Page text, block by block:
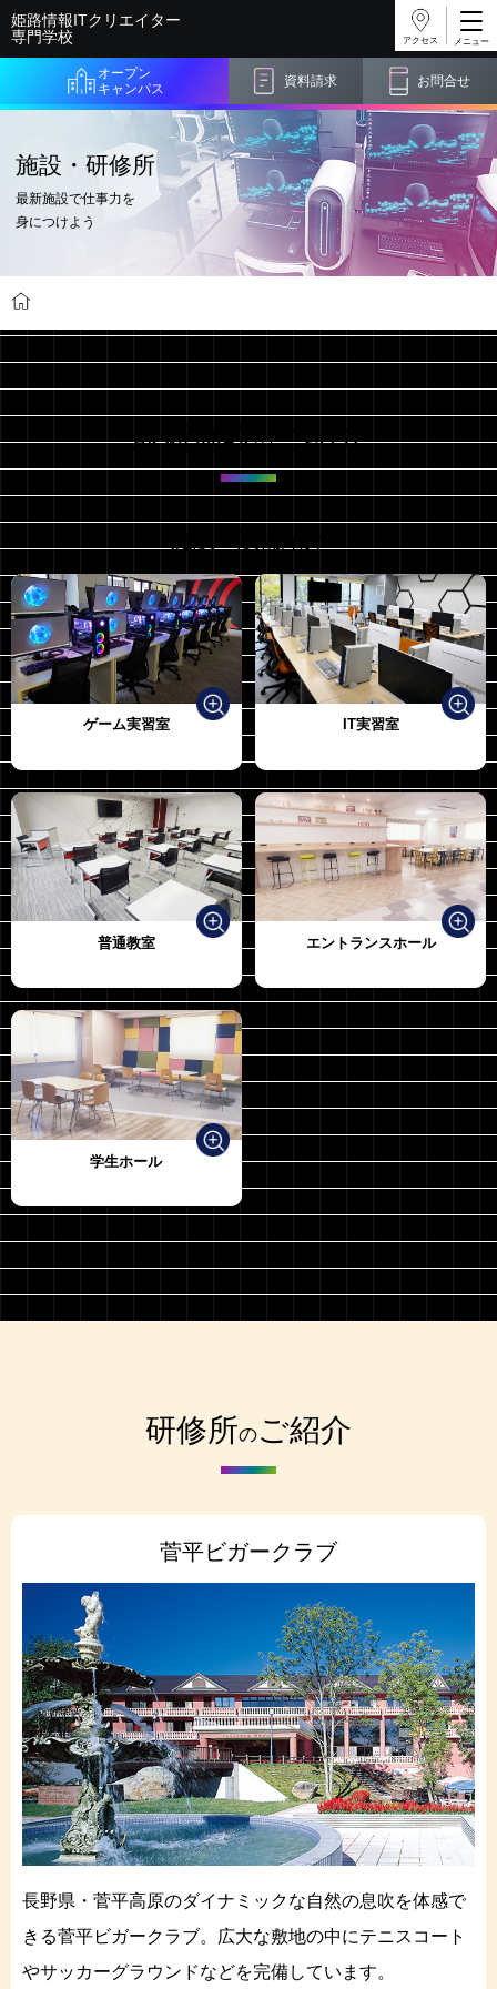
姫路情報ITクリエイター
専門学校
オープン
キャンパス
資料請求 お問合せ
アクセス
施設・研修所
最新施設で仕事力を
身につけよう
最新施設のご紹介
ゲーム実習室 IT実習室
普通教室 エントランスホール
学生ホール
研修所のご紹介
菅平ビガークラブ
長野県・菅平高原のダイナミックな自然の息吹を体感で
きる菅平ビガークラブ。広大な敷地の中にテニスコート
やサッカーグラウンドなどを完備しています。